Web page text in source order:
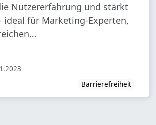
Nutzererfahrung und stärkt
ideal für Marketing-Experten,
Barrierefreiheit